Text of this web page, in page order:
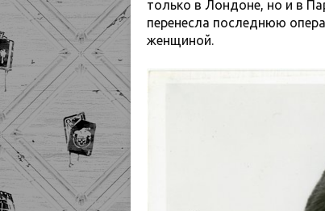
только в Лондоне, но и в
перенесла последнюю
женщиной.